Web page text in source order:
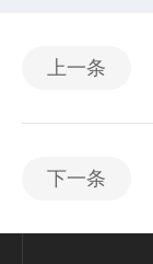
上一条
下一条